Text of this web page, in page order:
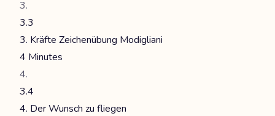
3.3
3. Kräfte Zeichenübung Modigliani
4 Minutes
3.4
4. Der Wunsch zu fliegen